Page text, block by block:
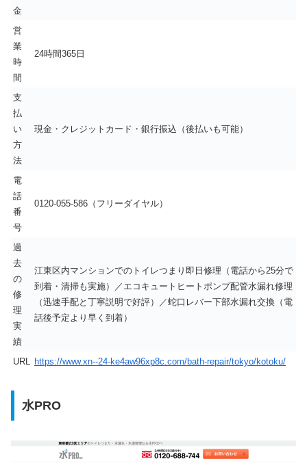
金
営
業
時
間
24時間365日
支
払
い
方
法
現金・クレジットカード・銀行振込（後払いも可能）
電
話
番
号
0120-055-586（フリーダイヤル）
過
去
の
修
理
実
績
江東区内マンションでのトイレつまり即日修理（電話から25分で
到着・清掃も実施）／エコキュートヒートポンプ配管水漏れ修理
（迅速手配と丁寧説明で好評）／蛇口レバー下部水漏れ交換（電
話後予定より早く到着）
URL https://www.xn--24-ke4aw96xp8c.com/bath-repair/tokyo/kotoku/
水PRO